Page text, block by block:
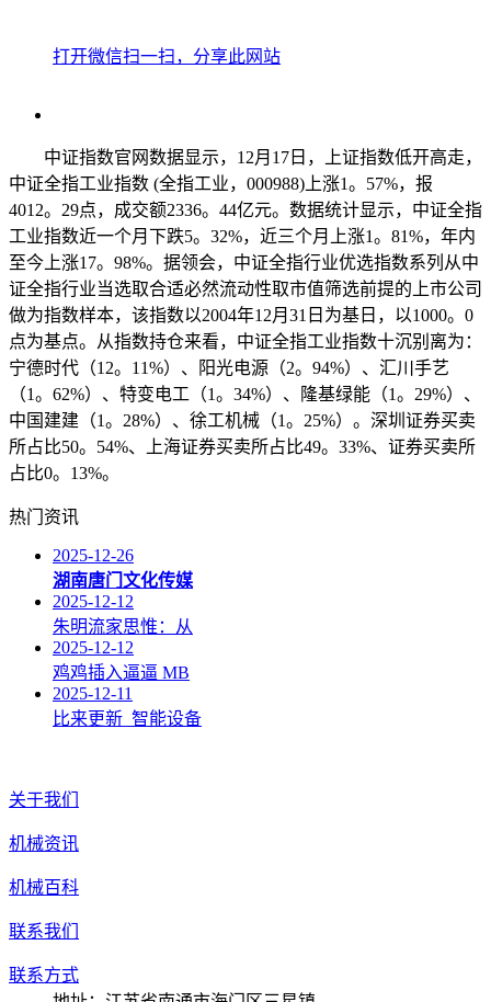
打开微信扫一扫，分享此网站
中证指数官网数据显示，12月17日，上证指数低开高走，
中证全指工业指数 (全指工业，000988)上涨1。57%，报
4012。29点，成交额2336。44亿元。数据统计显示，中证全指
工业指数近一个月下跌5。32%，近三个月上涨1。81%，年内
至今上涨17。98%。据领会，中证全指行业优选指数系列从中
证全指行业当选取合适必然流动性取市值筛选前提的上市公司
做为指数样本，该指数以2004年12月31日为基日，以1000。0
点为基点。从指数持仓来看，中证全指工业指数十沉别离为：
宁德时代（12。11%）、阳光电源（2。94%）、汇川手艺
（1。62%）、特变电工（1。34%）、隆基绿能（1。29%）、
中国建建（1。28%）、徐工机械（1。25%）。深圳证券买卖
所占比50。54%、上海证券买卖所占比49。33%、证券买卖所
占比0。13%。
热门资讯
2025-12-26
湖南唐门文化传媒
2025-12-12
朱明流家思惟：从
2025-12-12
鸡鸡插入逼逼 MB
2025-12-11
比来更新_智能设备
关于我们
机械资讯
机械百科
联系我们
联系方式